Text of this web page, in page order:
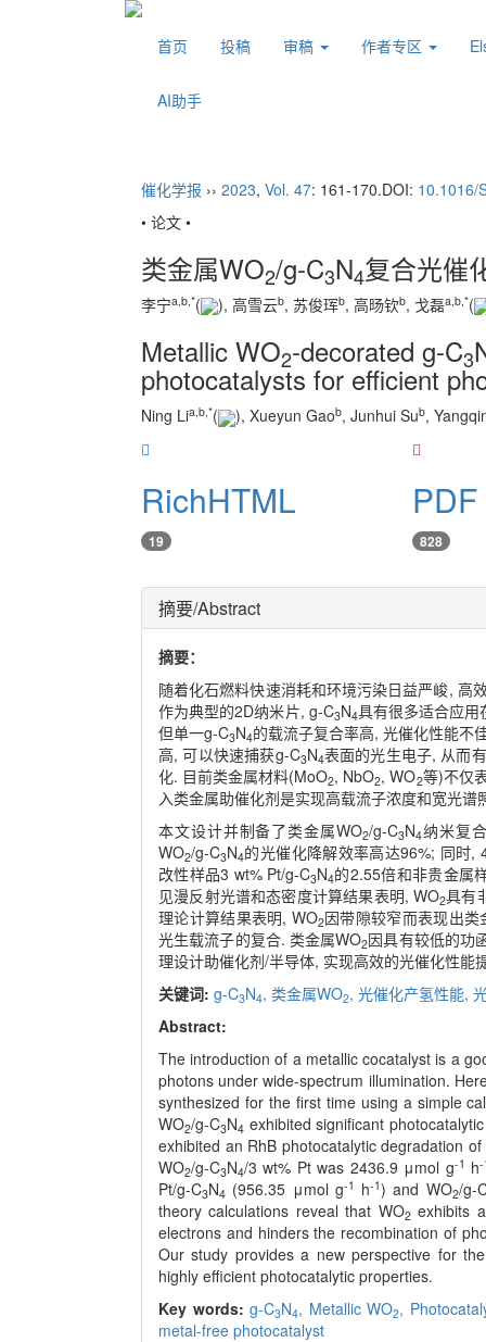
首页 投稿 审稿 作者专区
AI助手
催化学报 ›› 2023, Vol. 47: 161-170.DOI: 10.1016/
• 论文 •
类金属WO2/g-C3N4复合光催
李宁a b,*( ), 高雪云b, 苏俊珲b, 高旸钦b, 戈磊a b,*(
Metallic WO2-decorated g-C3
photocatalysts for efficient
Ning Lia,b,*( ), Xueyun Gaob, Junhui Sub,
RichHTML
19
PDF
828
摘要/Abstract
摘要：
随着化石燃料快速消耗和环境污染日益严峻, 高
作为典型的2D纳米片, g-C3N4具有很多适合应
但单一g-C3N4的载流子复合率高, 光催化性能不
高, 可以快速捕获g-C3N4表面的光生电子, 从而
化. 目前类金属材料(MoO2, NbO2, WO2等)不仅
入类金属助催化剂是实现高载流子浓度和宽光
本文设计并制备了类金属WO2/g-C3N4纳米复
WO2/g-C3N4的光催化降解效率高达96%; 同时,
改性样品3 wt% Pt/g-C3N4的2.55倍和非贵金属
见漫反射光谱和态密度计算结果表明, WO2具有
理论计算结果表明, WO2因带隙较窄而表现出类
光生载流子的复合. 类金属WO2因具有较低的功
理设计助催化剂/半导体, 实现高效的光催化性能
关键词: g-C3N4, 类金属WO2, 光催化产氢性能,
Abstract:
The introduction of a metallic cocatalyst is a
photons under wide-spectrum illumination.
synthesized for the first time using a simple
WO2/g-C3N4 exhibited significant
exhibited an RhB photocatalytic degradation
WO2/g-C3N4/3 wt% Pt was 2436.9 μmol g-1 h-
Pt/g-C3N4 (956.35 μmol g-1 h-1) and WO2/g-
theory calculations reveal that WO2exhibits a
electrons and hinders the recombination of
Our study provides a new perspective for
highly efficient photocatalytic properties.
Key words: g-C3N4, Metallic WO2,
metal-free photocatalyst